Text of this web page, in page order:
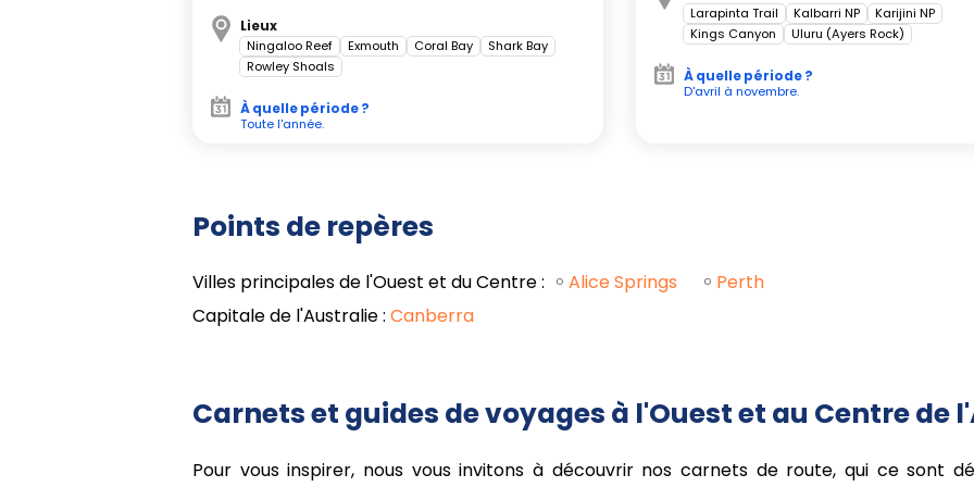
fonds poissonneux.
Centre Rouge et expériences au cœur de
Dirigez-vous vers Alice Springs, point de départ d'un voyage vers le
Mbantua ou lors d'expériences guidées sur les terres traditionnelles et
balades nocturnes sous la Voie lactée. Le parc national
Olgas) offre des randonnées au cœur de 36 dômes de grès aux
couleurs changeantes.
LeKings Canyon (Watarrka National Park) impressionne avec sa
Lieux
Ningaloo Reef
Exmouth Coral Bay
Shark Bay
Rowley Shoals
À quelle période ?
Toute l'année.
Larapinta Trail
Kalbarri NP
Karijini NP
Kings Canyon
Uluru (Ayers Rock)
À quelle période ?
D'avril à novembre.
Points de repères
Villes principales de l'Ouest et du Centre : Alice Springs
Perth
Capitale de l'Australie : Canberra
Carnets et guides de voyages à l'Ouest et au Centre de
Pour vous inspirer, nous vous invitons à découvrir nos carnets de route, qui ce sont